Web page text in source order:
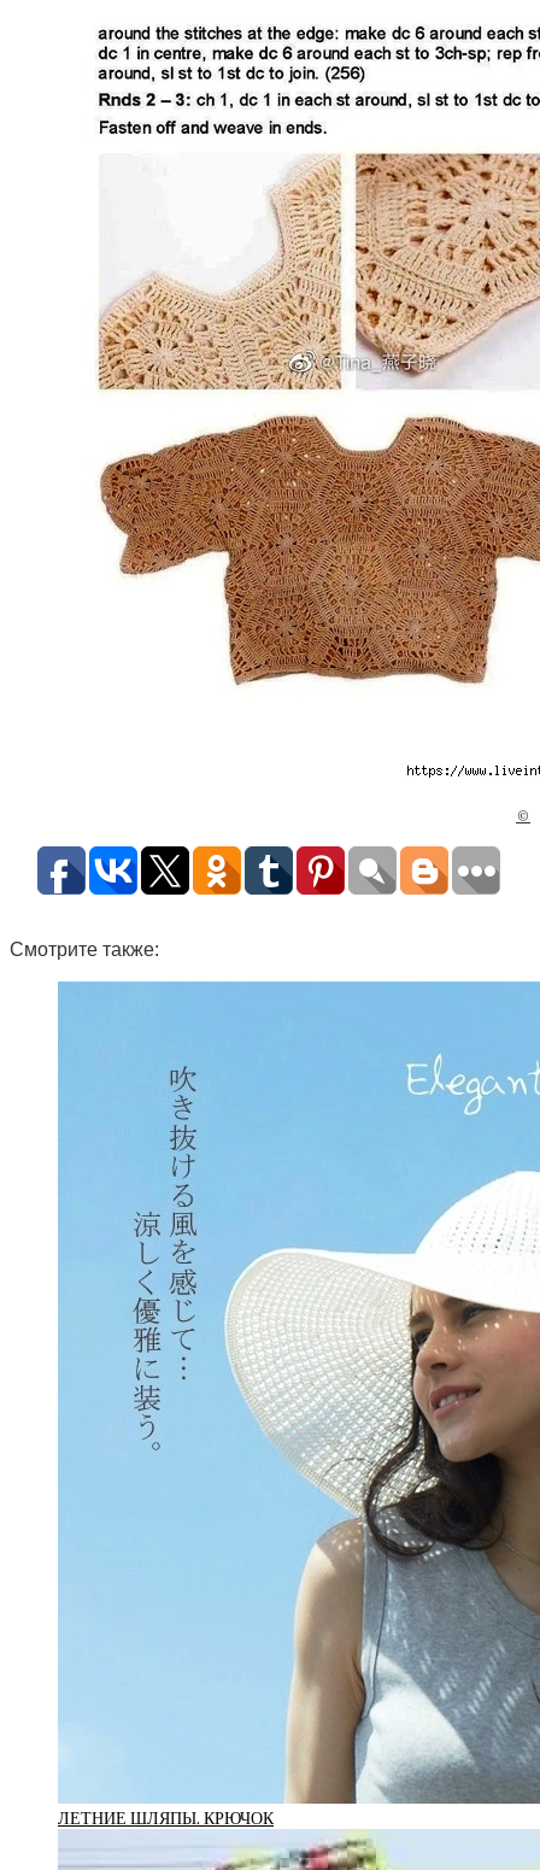
©
Смотрите также:
ЛЕТНИЕ ШЛЯПЫ. КРЮЧОК